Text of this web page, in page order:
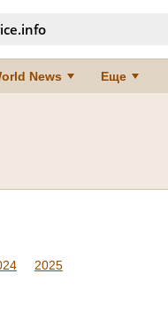
News Еще
2025